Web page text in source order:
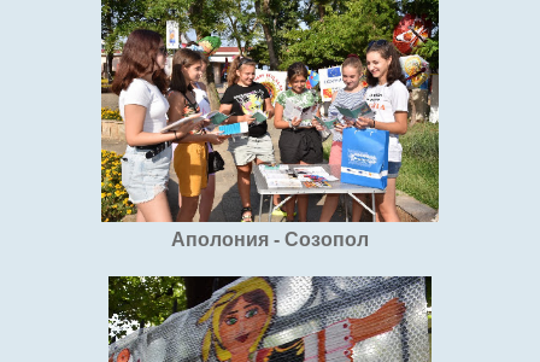
Аполония - Созопол